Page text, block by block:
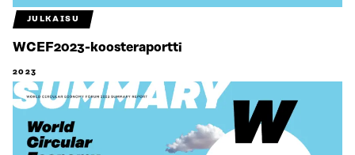
JULKAISU
WCEF2023-koosteraportti
2023